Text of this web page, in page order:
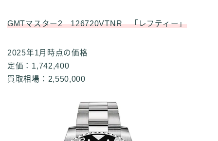
GMTマスター2 126720VTNR 「レフティー」
2025年1月時点の価格
定価：1,742,400
買取相場：2,550,000